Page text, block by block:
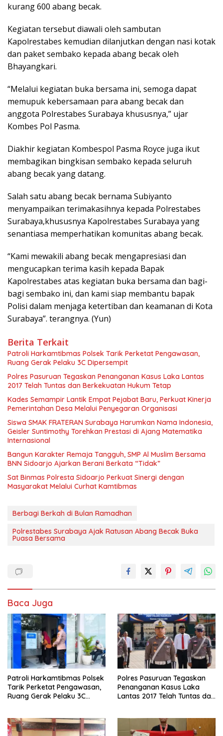
kurang 600 abang becak.
Kegiatan tersebut diawali oleh sambutan
Kapolrestabes kemudian dilanjutkan dengan nasi kotak
dan paket sembako kepada abang becak oleh
Bhayangkari.
“Melalui kegiatan buka bersama ini, semoga dapat
memupuk kebersamaan para abang becak dan
anggota Polrestabes Surabaya khususnya,” ujar
Kombes Pol Pasma.
Diakhir kegiatan Kombespol Pasma Royce juga ikut
membagikan bingkisan sembako kepada seluruh
abang becak yang datang.
Salah satu abang becak bernama Subiyanto
menyampaikan terimakasihnya kepada Polrestabes
Surabaya,khususnya Kapolrestabes Surabaya yang
senantiasa memperhatikan komunitas abang becak.
“Kami mewakili abang becak mengapresiasi dan
mengucapkan terima kasih kepada Bapak
Kapolrestabes atas kegiatan buka bersama dan bagi-
bagi sembako ini, dan kami siap membantu bapak
Polisi dalam menjaga ketertiban dan keamanan di Kota
Surabaya”. terangnya. (Yun)
Berita Terkait
Patroli Harkamtibmas Polsek Tarik Perketat Pengawasan,
Ruang Gerak Pelaku 3C Dipersempit
Polres Pasuruan Tegaskan Penanganan Kasus Laka Lantas
2017 Telah Tuntas dan Berkekuatan Hukum Tetap
Kades Semampir Lantik Empat Pejabat Baru, Perkuat Kinerja
Pemerintahan Desa Melalui Penyegaran Organisasi
Siswa SMAK FRATERAN Surabaya Harumkan Nama Indonesia,
Geisler Suntimothy Torehkan Prestasi di Ajang Matematika
Internasional
Bangun Karakter Remaja Tangguh, SMP Al Muslim Bersama
BNN Sidoarjo Ajarkan Berani Berkata “Tidak”
Sat Binmas Polresta Sidoarjo Perkuat Sinergi dengan
Masyarakat Melalui Curhat Kamtibmas
Berbagi Berkah di Bulan Ramadhan
Polrestabes Surabaya Ajak Ratusan Abang Becak Buka
Puasa Bersama
Baca Juga
Patroli Harkamtibmas Polsek
Tarik Perketat Pengawasan,
Ruang Gerak Pelaku 3C
Polres Pasuruan Tegaskan
Penanganan Kasus Laka
Lantas 2017 Telah Tuntas dan